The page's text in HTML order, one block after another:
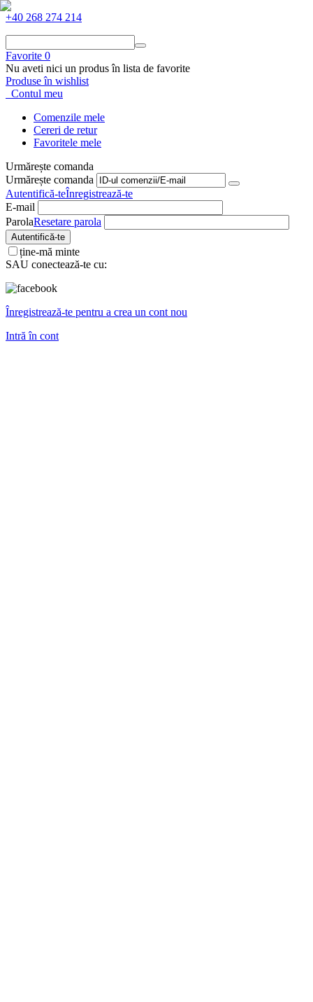
+40 268 274 214
Favorite 0
Nu aveti nici un produs în lista de favorite
Produse în wishlist
Contul meu
Comenzile mele
Cereri de retur
Favoritele mele
Urmărește comanda
Urmărește comanda
Autentifică-teÎnregistrează-te
E-mail
ParolaResetare parola
Autentifică-te
ține-mă minte
SAU conectează-te cu:
Înregistrează-te pentru a crea un cont nou
Intră în cont